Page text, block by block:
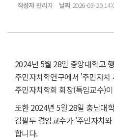
작성자관리자 날짜2026-03-20
2024년 5월 28일 중앙대학교
주민자치학연구에서 '주민자
주민자치학회 회장(특임교수)
또한 2024년 5월 28일 충남대
김필두 겸임교수가 '주민자치
합니다.